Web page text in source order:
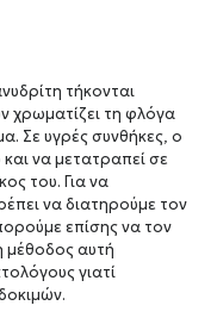
τήκονται
χρωματίζει τη φλόγα
Σε υγρές συνθήκες, ο
να μετατραπεί σε
του. Για να
να διατηρούμε τον
επίσης να τον
μέθοδος αυτή
γιατί